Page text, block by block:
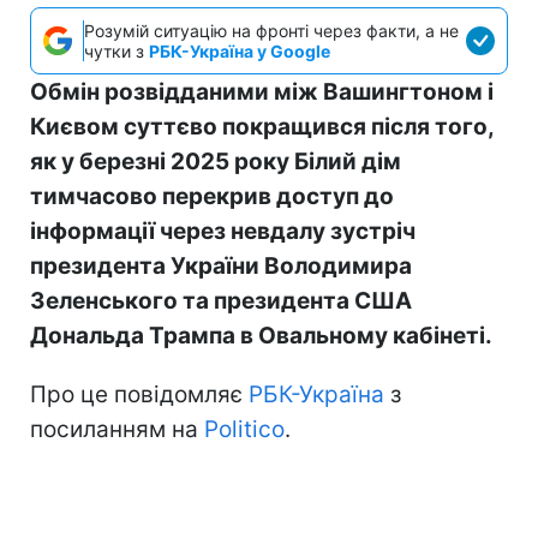
Розумій ситуацію на фронті через факти, а не
чутки з РБК-Україна у Google
Обмін розвідданими між Вашингтоном і
Києвом суттєво покращився після того,
як у березні 2025 року Білий дім
тимчасово перекрив доступ до
інформації через невдалу зустріч
президента України Володимира
Зеленського та президента США
Дональда Трампа в Овальному кабінеті.
Про це повідомляє РБК-Україна з
посиланням на Politico.